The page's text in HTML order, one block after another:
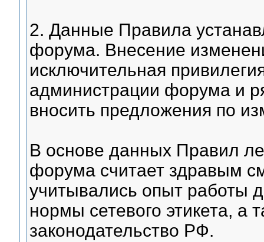
2. Данные Правила
форума. Внесение
исключительная
администрации форума и
вносить предложения по
В основе данных Правил
форума считает здравым
учитывались опыт работы
нормы сетевого этикета, а
законодательство РФ.